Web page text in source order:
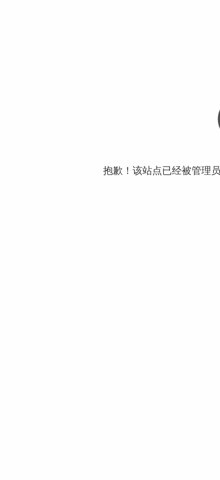
抱歉！该站点已经被管理